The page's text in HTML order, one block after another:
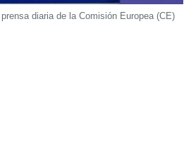
diaria de la Comisión Europea (CE)